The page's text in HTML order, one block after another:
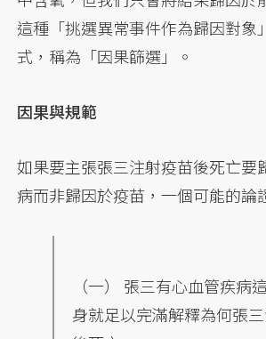
這種「挑選異常事件作為歸因對象
式，稱為「因果篩選」。
因果與規範
如果要主張張三注射疫苗後死亡要
病而非歸因於疫苗，一個可能的論
（一） 張三有心血管疾病
身就足以完滿解釋為何張